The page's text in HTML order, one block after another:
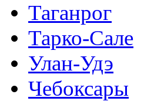
Таганрог
Тарко-Сале
Улан-Удэ
Чебоксары